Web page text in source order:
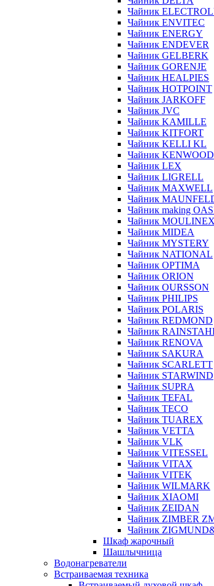
Чайник
Чайник ENVITEC
Чайник ENERGY
Чайник ENDEVER
Чайник GELBERK
Чайник GORENJE
Чайник HEALPIES
Чайник HOTPOINT
Чайник JARKOFF
Чайник JVC
Чайник KAMILLE
Чайник KITFORT
Чайник KELLI KL
Чайник KENWOOD
Чайник LEX
Чайник LIGRELL
Чайник MAXWELL
Чайник
Чайник making
Чайник MOULINEX
Чайник MIDEA
Чайник MYSTERY
Чайник NATIONAL
Чайник OPTIMA
Чайник ORION
Чайник OURSSON
Чайник PHILIPS
Чайник POLARIS
Чайник REDMOND
Чайник
Чайник RENOVA
Чайник SAKURA
Чайник SCARLETT
Чайник STARWIND
Чайник SUPRA
Чайник TEFAL
Чайник TECO
Чайник TUAREX
Чайник VETTA
Чайник VLK
Чайник VITESSEL
Чайник VITAX
Чайник VITEK
Чайник WILMARK
Чайник XIAOMI
Чайник ZEIDAN
Чайник ZIMBER
Чайник
Шкаф жарочный
Шашлычница
Водонагреватели
Встраиваемая техника